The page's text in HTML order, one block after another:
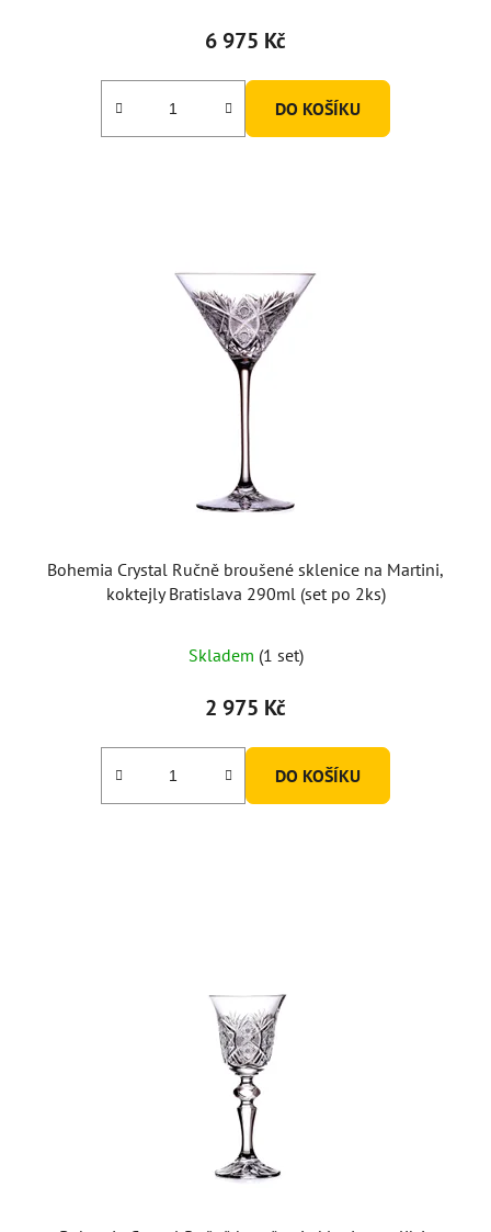
6 975 Kč
DO KOŠÍKU
Bohemia Crystal Ručně broušené sklenice na Martini,
koktejly Bratislava 290ml (set po 2ks)
Skladem (1 set)
2 975 Kč
DO KOŠÍKU